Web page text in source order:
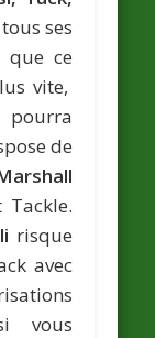
ses
que ce
vite,
pourra
de
risque
avec
vous